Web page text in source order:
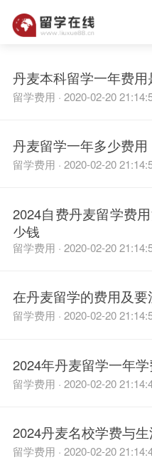
丹麦本科留学一年费用
留学费用 · 2020-02-20
丹麦留学一年多少费
留学费用 · 2020-02-20
2024自费丹麦留学费
少钱
留学费用 · 2020-02-20
在丹麦留学的费用及
留学费用 · 2020-02-20
2024年丹麦留学一年
留学费用 · 2020-02-20
2024丹麦名校学费与
留学费用 · 2020-02-20